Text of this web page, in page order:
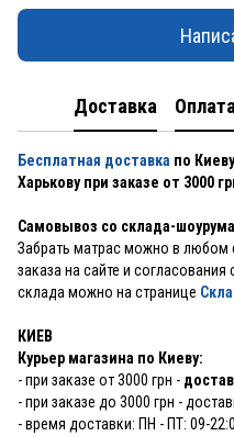
Доставка Оплата
Бесплатная доставка по
Харькову при заказе от 3000
Самовывоз со склада-
Забрать матрас можно в
заказа на сайте и
склада можно на странице
КИЕВ
Курьер магазина по Киеву:
- при заказе от 3000 грн -
- при заказе до 3000 грн -
- время доставки: ПН - ПТ: 09-